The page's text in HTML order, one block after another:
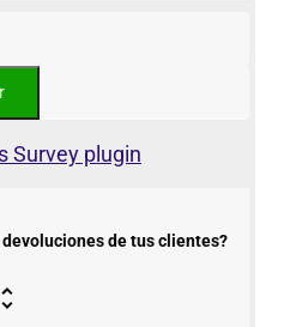
Survey plugin
de tus clientes?